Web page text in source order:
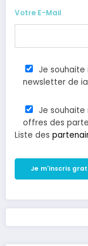
Votre E-Mail
Je souhaite
newsletter de
Je souhaite
offres des
Liste des